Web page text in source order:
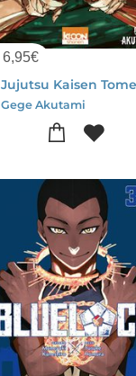
6,95€
Gege Akutami